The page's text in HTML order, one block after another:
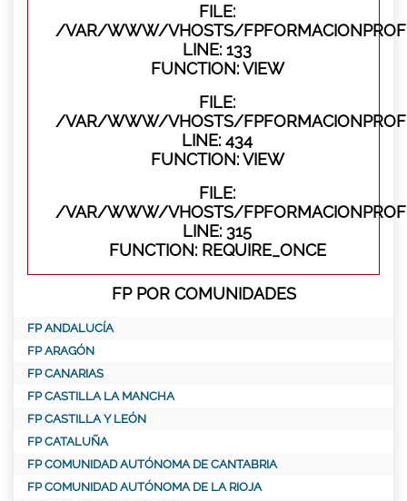
FILE:
/VAR/WWW/VHOSTS/
LINE: 133
FUNCTION: VIEW
FILE:
/VAR/WWW/VHOSTS/
LINE: 434
FUNCTION: VIEW
FILE:
/VAR/WWW/VHOSTS/
LINE: 315
FUNCTION: REQUIRE_ONCE
FP POR COMUNIDADES
FP ANDALUCÍA
FP ARAGÓN
FP CANARIAS
FP CASTILLA LA MANCHA
FP CASTILLA Y LEÓN
FP CATALUÑA
FP COMUNIDAD AUTÓNOMA DE CANTABRIA
FP COMUNIDAD AUTÓNOMA DE LA RIOJA